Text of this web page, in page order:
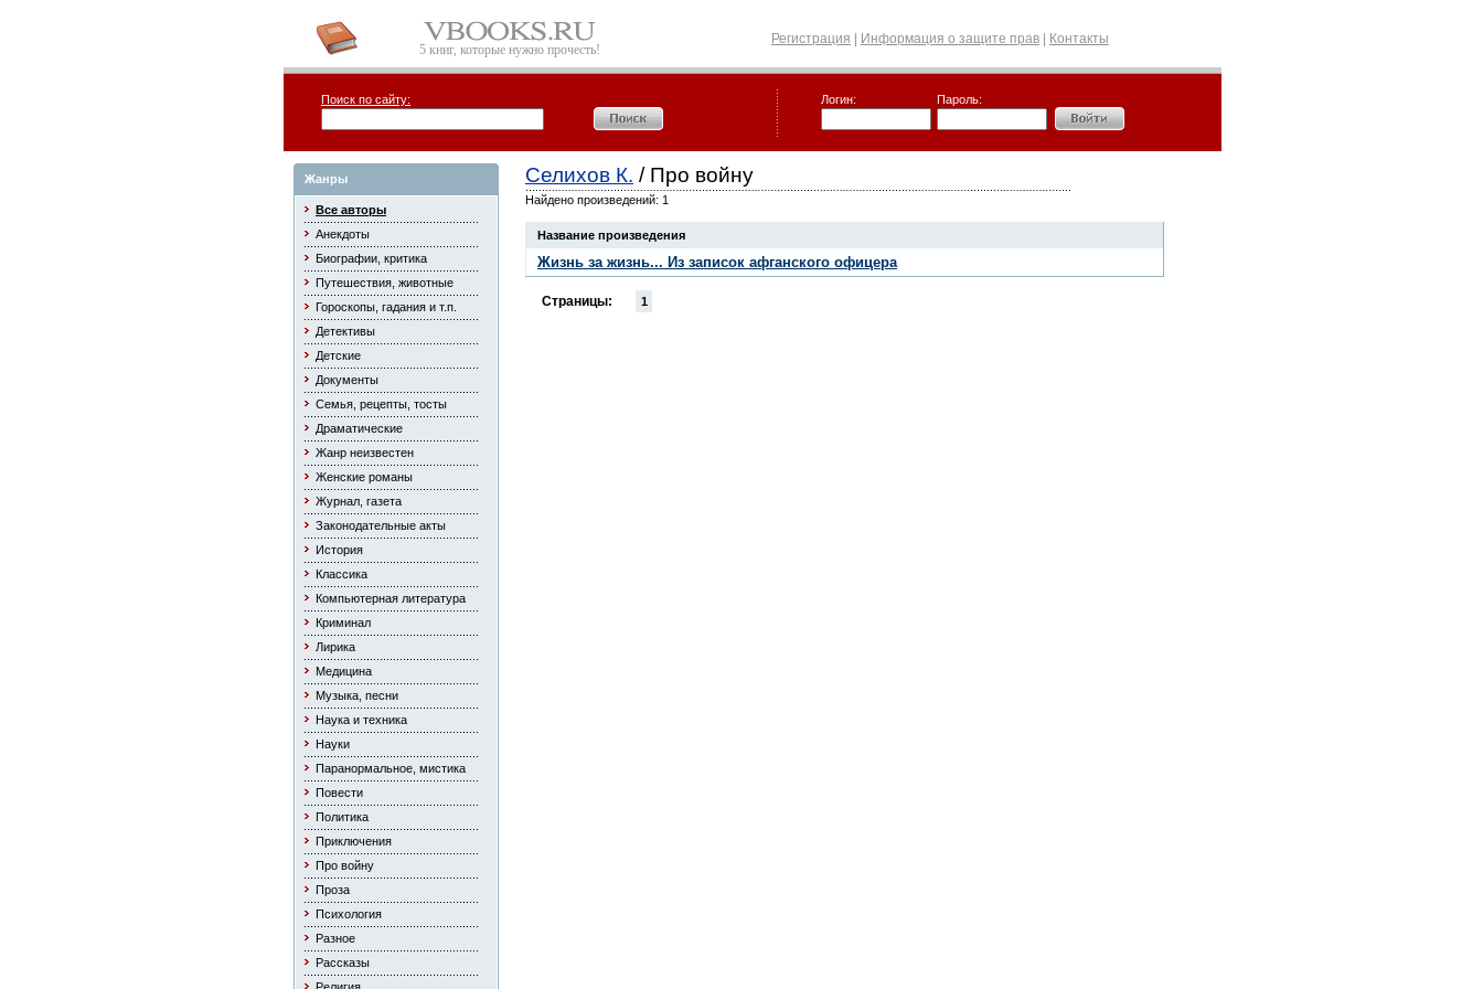
5 книг, которые нужно прочесть!
Регистрация Информация о защите прав Контакты
Поиск по сайту: Логин: Пароль:
Жанры
Все авторы
Анекдоты
Биографии, критика
Путешествия, животные
Гороскопы, гадания и т.п.
Детективы
Детские
Документы
Семья, рецепты, тосты
Драматические
Жанр неизвестен
Женские романы
Журнал, газета
Законодательные акты
История
Классика
Компьютерная литература
Криминал
Лирика
Медицина
Музыка, песни
Наука и техника
Науки
Паранормальное, мистика
Повести
Политика
Приключения
Про войну
Проза
Психология
Разное
Рассказы
Селихов К. / Про войну
Найдено произведений: 1
Название произведения
Жизнь за жизнь... Из записок афганского офицера
Страницы: 1